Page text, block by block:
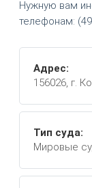
Нужную вам
телефонам:
Адрес:
156026, г.
Тип суда:
Мировые